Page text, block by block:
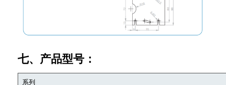
七、产品型号：
系列